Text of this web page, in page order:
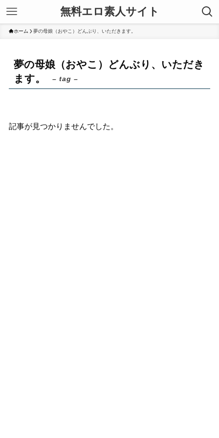
無料エロ素人サイト
ホーム 夢の母娘（おやこ）どんぶり、いただきます。
夢の母娘（おやこ）どんぶり、いただき
ます。
– tag –
記事が見つかりませんでした。